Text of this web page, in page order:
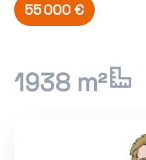
55 000 €
1938 m²